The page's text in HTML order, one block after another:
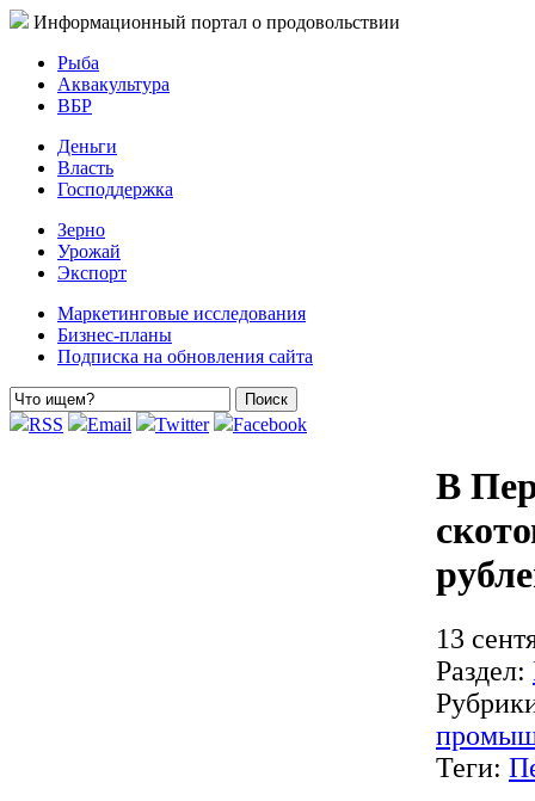
Информационный портал о продовольствии
Рыба
Аквакультура
ВБР
Деньги
Власть
Господдержка
Зерно
Урожай
Экспорт
Маркетинговые исследования
Бизнес-планы
Подписка на обновления сайта
RSS Email Twitter Facebook
В
13
Раздел:
Теги: